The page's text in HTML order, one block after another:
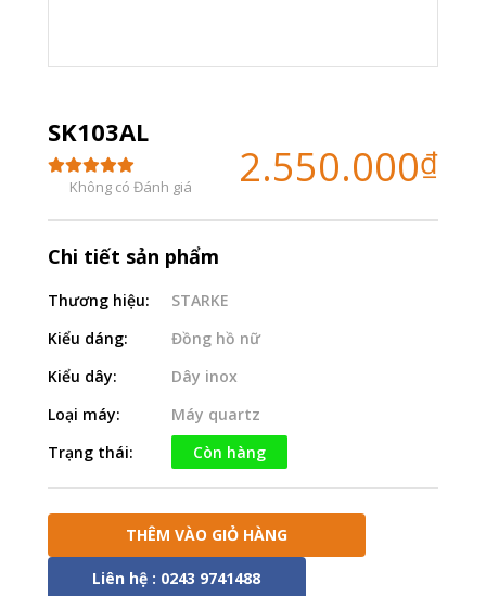
SK103AL
Không có Đánh giá 2.550.000₫
Chi tiết sản phẩm
Thương hiệu:
STARKE
Kiểu dáng:
Đồng hồ nữ
Kiểu dây:
Dây inox
Loại máy:
Máy quartz
Trạng thái:
Còn hàng
THÊM VÀO GIỎ HÀNG
Liên hệ : 0243 9741488